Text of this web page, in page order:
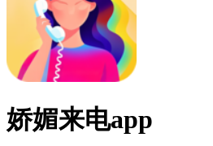
娇媚来电app